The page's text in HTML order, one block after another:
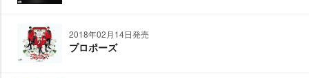
2018年02月14日発売
プロポーズ